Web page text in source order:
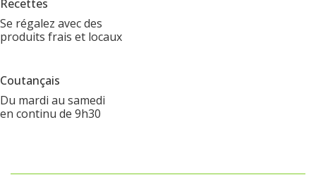
Recettes
Se régalez avec des
produits frais et locaux
Coutançais
Du mardi au samedi
en continu de 9h30